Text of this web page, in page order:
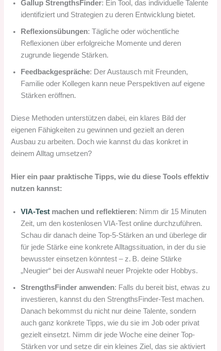
Gallup StrengthsFinder: Ein Tool, das individuelle Talente
identifiziert und Strategien zu deren Entwicklung bietet.
Reflexionsübungen: Tägliche oder wöchentliche
Reflexionen über erfolgreiche Momente und deren
zugrunde liegende Stärken.
Feedbackgespräche: Der Austausch mit Freunden,
Familie oder Kollegen kann neue Perspektiven auf eigene
Stärken eröffnen.
Diese Methoden unterstützen dabei, ein klares Bild der
eigenen Fähigkeiten zu gewinnen und gezielt an deren
Ausbau zu arbeiten. Doch wie kannst du das konkret in
deinem Alltag umsetzen?
Hier ein paar praktische Tipps, wie du diese Tools effektiv
nutzen kannst:
VIA-Test machen und reflektieren: Nimm dir 15 Minuten
Zeit, um den kostenlosen VIA-Test online durchzuführen.
Schau dir danach deine Top-5-Stärken an und überlege dir
für jede Stärke eine konkrete Alltagssituation, in der du sie
bewusster einsetzen könntest – z. B. deine Stärke
„Neugier“ bei der Auswahl neuer Projekte oder Hobbys.
StrengthsFinder anwenden: Falls du bereit bist, etwas zu
investieren, kannst du den StrengthsFinder-Test machen.
Danach bekommst du nicht nur deine Talente, sondern
auch ganz konkrete Tipps, wie du sie im Job oder privat
gezielt einsetzt. Nimm dir jede Woche eine deiner Top-
Stärken vor und setze dir ein kleines Ziel, das sie aktiviert